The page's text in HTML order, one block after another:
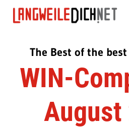
The Best of the
WIN-
August